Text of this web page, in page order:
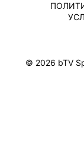
© 2026 bTV